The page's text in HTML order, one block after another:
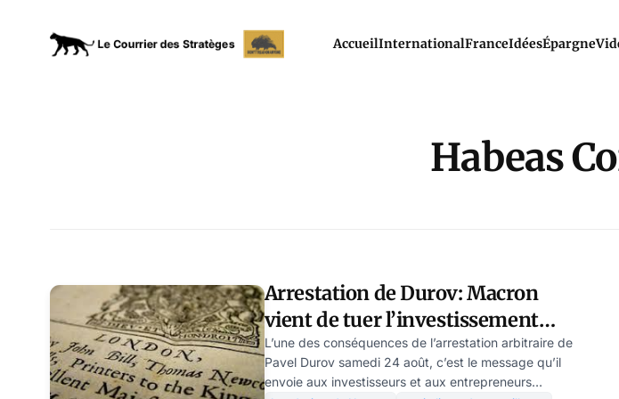
AccueilInternationalFranceIdéesÉpargne
Habeas
Arrestation de Durov: Macron
vient de tuer l’investissement
étranger dans l’Hexagone
L’une des conséquences de l’arrestation arbitraire de
Pavel Durov samedi 24 août, c’est le message qu’il
envoie aux investisseurs et aux entrepreneurs